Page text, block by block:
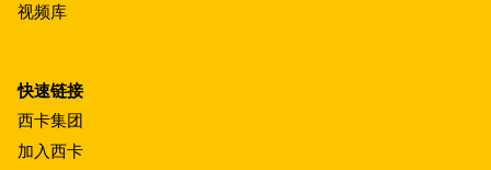
视频库
快速链接
西卡集团
加入西卡